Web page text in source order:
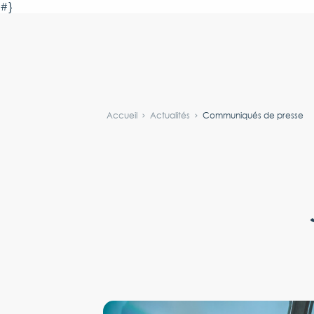
#}
Accueil Actualités Communiqués de presse